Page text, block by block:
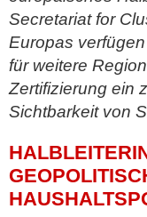
Secretariat for
Europas
für weitere
Zertifizierung ein
Sichtbarkeit von